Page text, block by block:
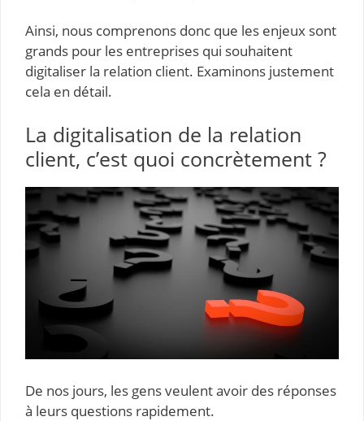
Ainsi, nous comprenons donc que les enjeux sont
grands pour les entreprises qui souhaitent
digitaliser la relation client. Examinons justement
cela en détail.
La digitalisation de la relation
client, c’est quoi concrètement ?
De nos jours, les gens veulent avoir des réponses
à leurs questions rapidement.